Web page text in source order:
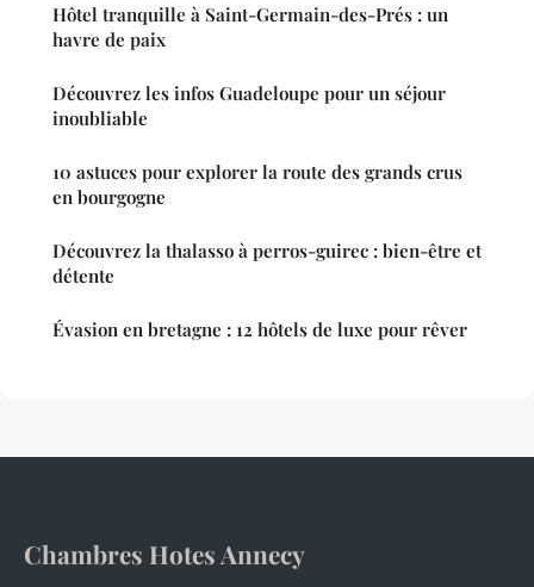
Hôtel tranquille à Saint-Germain-des-Prés : un
havre de paix
Découvrez les infos Guadeloupe pour un séjour
inoubliable
10 astuces pour explorer la route des grands crus
en bourgogne
Découvrez la thalasso à perros-guirec : bien-être et
détente
Évasion en bretagne : 12 hôtels de luxe pour rêver
Chambres Hotes Annecy